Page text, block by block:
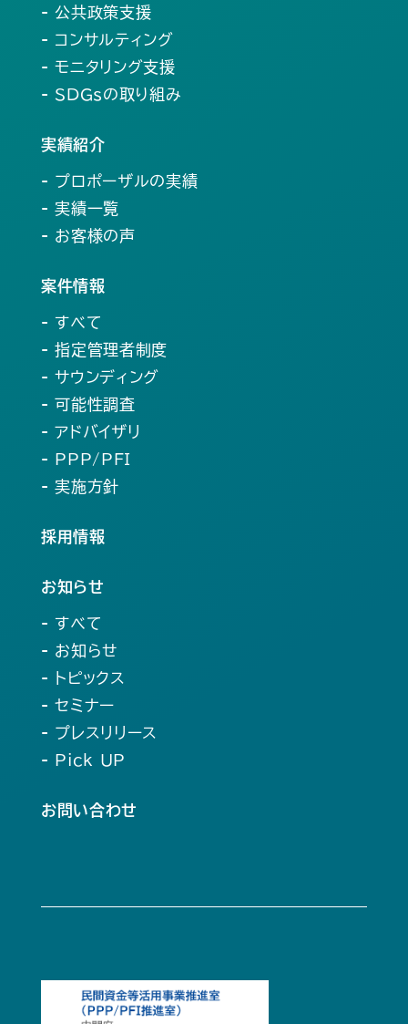
- 公共政策支援
- コンサルティング
- モニタリング支援
- SDGsの取り組み
実績紹介
- プロポーザルの実績
- 実績一覧
- お客様の声
案件情報
- すべて
- 指定管理者制度
- サウンディング
- 可能性調査
- アドバイザリ
- PPP/PFI
- 実施方針
採用情報
お知らせ
- すべて
- お知らせ
- トピックス
- セミナー
- プレスリリース
- Pick UP
お問い合わせ